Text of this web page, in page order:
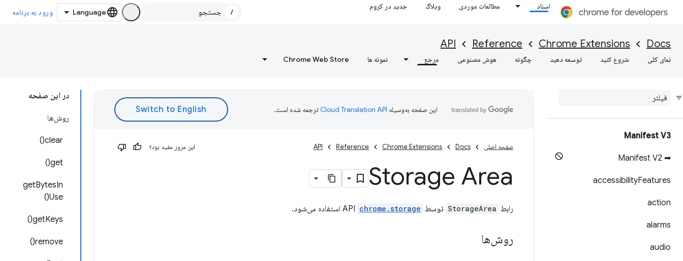
اسناد مطالعات موردی وبلاگ جدید در کروم
/ ورود به برنامه
Docs
Chrome Extensions
Reference
API
نمای کلی شروع کنید توسعه دهید چگونه هوش مصنوعی مرجع نمونه ها Chrome Web Store
Manifest V3
➡ Manifest V2
accessibilityFeatures
action
alarms
audio
در این صفحه
روش‌ها
clear()
get()
getBytesIn
Use()
getKeys()
remove()
این صفحه به‌وسیله ترجمه شده است.
صفحه اصلی Docs
Chrome Extensions
Reference
API این مرور مفید بود؟
Storage Area
رابط StorageArea توسط API chrome.storage استفاده می‌شود.
روش‌ها